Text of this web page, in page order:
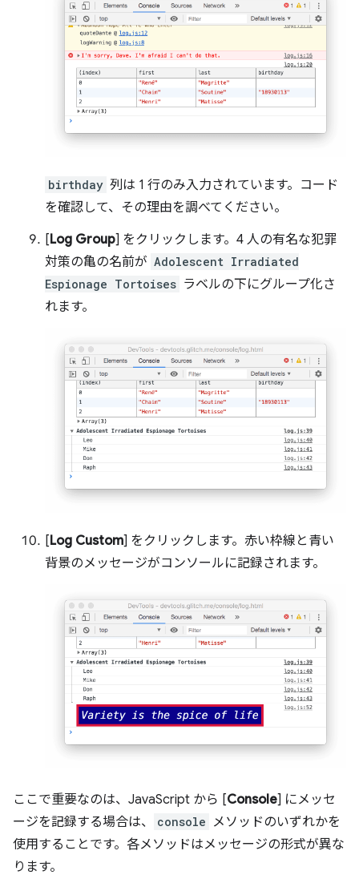
birthday 列は 1 行のみ入力されています。コード
を確認して、その理由を調べてください。
[Log Group] をクリックします。4 人の有名な犯罪
対策の亀の名前が Adolescent Irradiated
Espionage Tortoises ラベルの下にグループ化さ
れます。
[Log Custom] をクリックします。赤い枠線と青い
背景のメッセージがコンソールに記録されます。
ここで重要なのは、JavaScript から [Console] にメッセ
ージを記録する場合は、
console メソッドのいずれかを
使用することです。各メソッドはメッセージの形式が異な
ります。